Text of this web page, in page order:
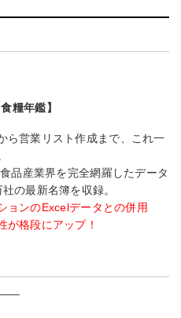
糧年鑑】
ら営業リスト作成まで、これ一
品産業界を完全網羅したデータ
の最新名簿を収録。
ョンのExcelデータとの併用
が格段にアップ！
――